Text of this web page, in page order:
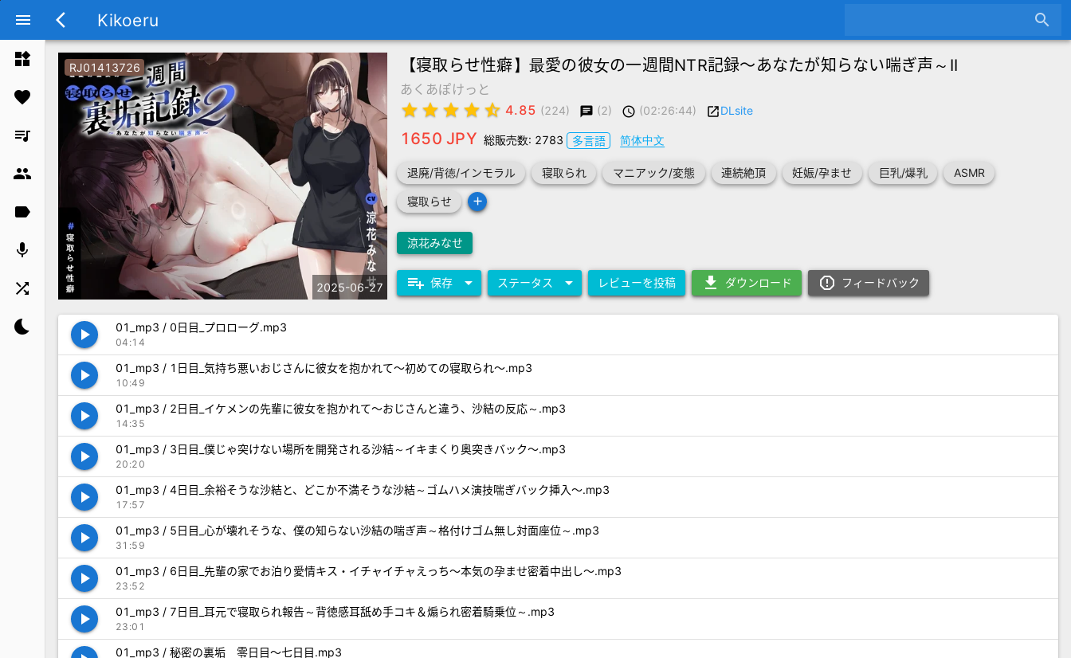
menu arrow_back_ios Kikoeru search
widgets
favorite
queue_music
group
label
mic
shuffle
bedtime
RJ01413726
2025-06-27
【寝取らせ性癖】最愛の彼女の一週間NTR記録～あなたが知らない喘ぎ声～II
あくあぽけっと
star star star star star_half 4.85 (224) chat (2) schedule (02:26:44) launchDLsite
1650 JPY 総販売数: 2783 多言語 简体中文
退廃/背徳/インモラル 寝取られ マニアック/変態 連続絶頂 妊娠/孕ませ 巨乳/爆乳 ASMR
寝取らせ add
涼花みなせ
playlist_add 保存 arrow_drop_down ステータス arrow_drop_down レビューを投稿 download ダウンロード report_gmailerrorred フィードバック
play_arrow 01_mp3 / 0日目_プロローグ.mp3
04:14
play_arrow 01_mp3 / 1日目_気持ち悪いおじさんに彼女を抱かれて～初めての寝取られ～.mp3
10:49
play_arrow 01_mp3 / 2日目_イケメンの先輩に彼女を抱かれて～おじさんと違う、沙結の反応～.mp3
14:35
play_arrow 01_mp3 / 3日目_僕じゃ突けない場所を開発される沙結～イキまくり奥突きバック～.mp3
20:20
play_arrow 01_mp3 / 4日目_余裕そうな沙結と、どこか不満そうな沙結～ゴムハメ演技喘ぎバック挿入～.mp3
17:57
play_arrow 01_mp3 / 5日目_心が壊れそうな、僕の知らない沙結の喘ぎ声～格付けゴム無し対面座位～.mp3
31:59
play_arrow 01_mp3 / 6日目_先輩の家でお泊り愛情キス・イチャイチャえっち～本気の孕ませ密着中出し～.mp3
23:52
play_arrow 01_mp3 / 7日目_耳元で寝取られ報告～背徳感耳舐め手コキ＆煽られ密着騎乗位～.mp3
23:01
01_mp3 / 秘密の裏垢 零日目～七日目.mp3